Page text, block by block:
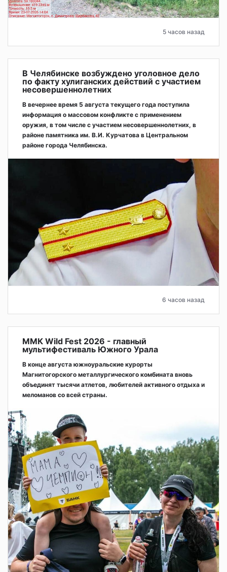
5 часов назад
В Челябинске возбуждено уголовное дело
по факту хулиганских действий с участием
несовершеннолетних
В вечернее время 5 августа текущего года поступила
информация о массовом конфликте с применением
оружия, в том числе с участием несовершеннолетних, в
районе памятника им. В.И. Курчатова в Центральном
районе города Челябинска.
6 часов назад
ММК Wild Fest 2026 - главный
мультифестиваль Южного Урала
В конце августа южноуральские курорты
Магнитогорского металлургического комбината вновь
объединят тысячи атлетов, любителей активного отдыха и
меломанов со всей страны.